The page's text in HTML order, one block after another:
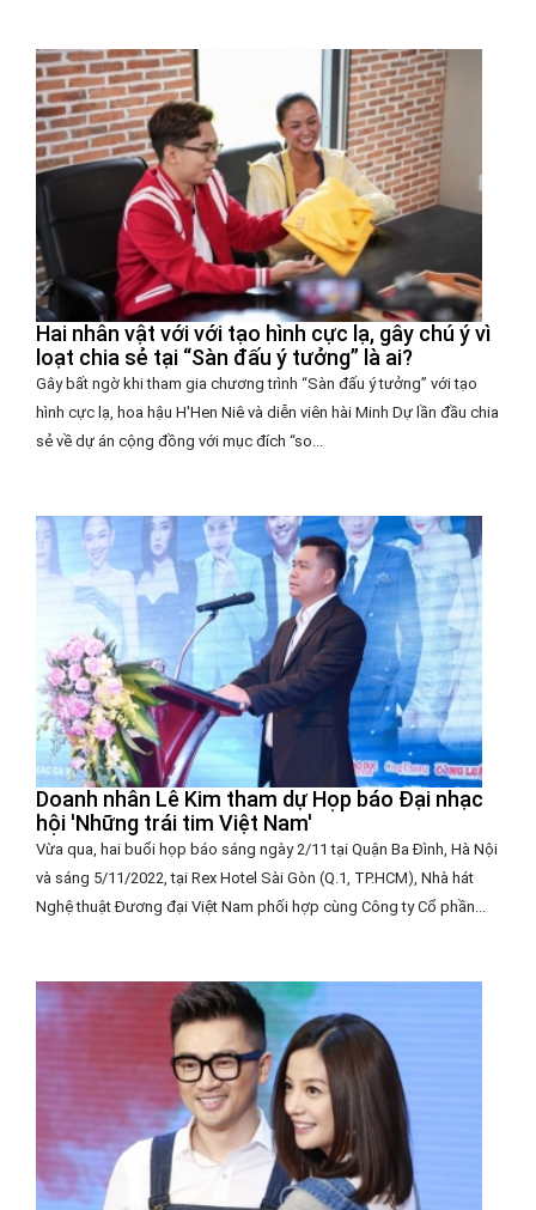
Hai nhân vật với với tạo hình cực lạ, gây chú ý vì
loạt chia sẻ tại “Sàn đấu ý tưởng” là ai?
Gây bất ngờ khi tham gia chương trình “Sàn đấu ý tưởng” với tạo
hình cực lạ, hoa hậu H'Hen Niê và diễn viên hài Minh Dự lần đầu chia
sẻ về dự án cộng đồng với mục đích “so...
Doanh nhân Lê Kim tham dự Họp báo Đại nhạc
hội 'Những trái tim Việt Nam'
Vừa qua, hai buổi họp báo sáng ngày 2/11 tại Quận Ba Đình, Hà Nội
và sáng 5/11/2022, tại Rex Hotel Sài Gòn (Q.1, TP.HCM), Nhà hát
Nghệ thuật Đương đại Việt Nam phối hợp cùng Công ty Cổ phần...